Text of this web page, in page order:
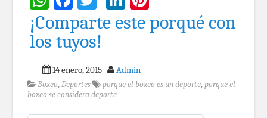
¡Comparte este porqué con
los tuyos!
14 enero, 2015 Admin
Boxeo, Deportes porque el boxeo es un deporte, porque el
boxeo se considera deporte